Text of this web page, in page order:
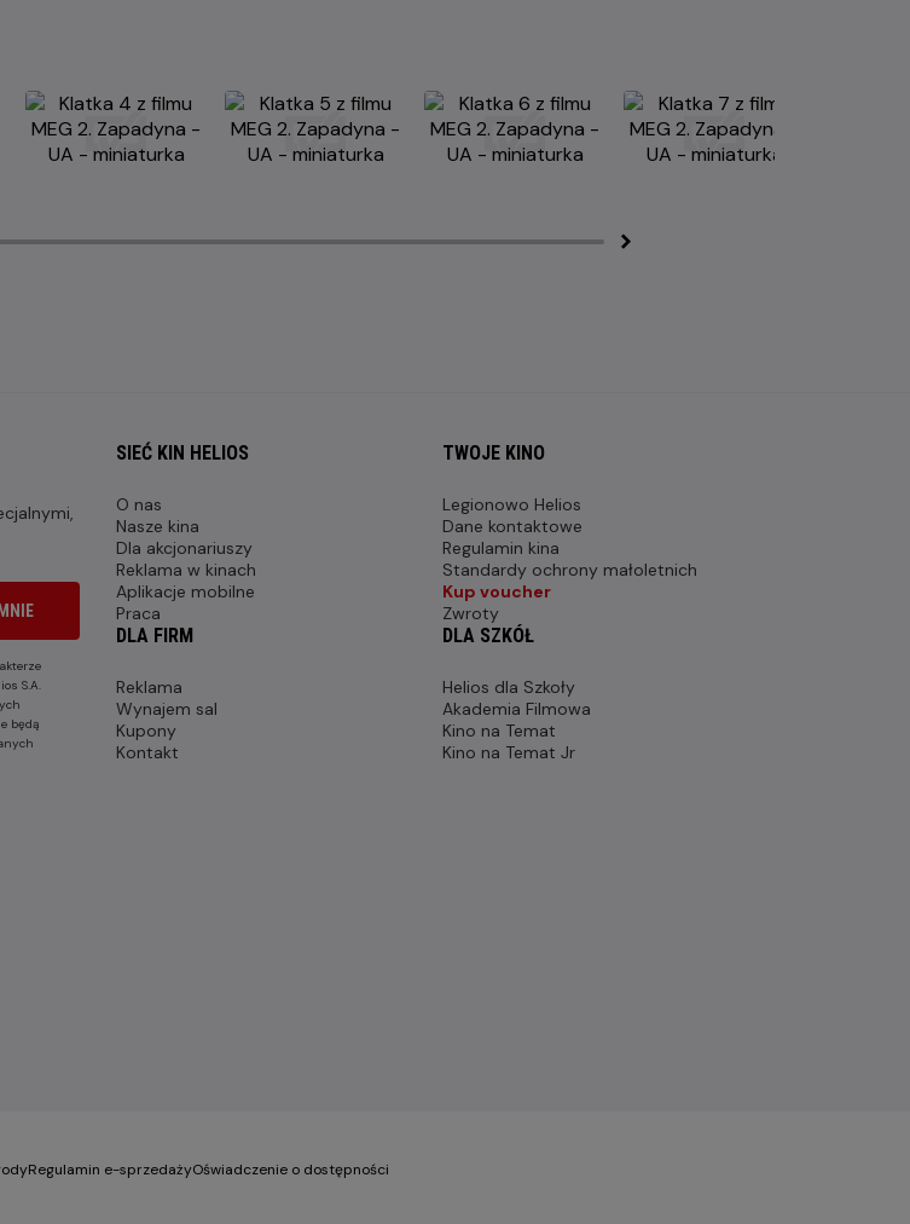
S.A.
będą
SIEĆ KIN HELIOS
O nas
Nasze kina
Dla akcjonariuszy
Reklama w kinach
Aplikacje mobilne
Praca
TWOJE KINO
Legionowo Helios
Dane kontaktowe
Regulamin kina
Standardy ochrony małoletnich
Kup voucher
Zwroty
DLA FIRM
Reklama
Wynajem sal
Kupony
Kontakt
DLA SZKÓŁ
Helios dla Szkoły
Akademia Filmowa
Kino na Temat
Kino na Temat Jr
Regulamin e-sprzedażyOświadczenie o dostępności